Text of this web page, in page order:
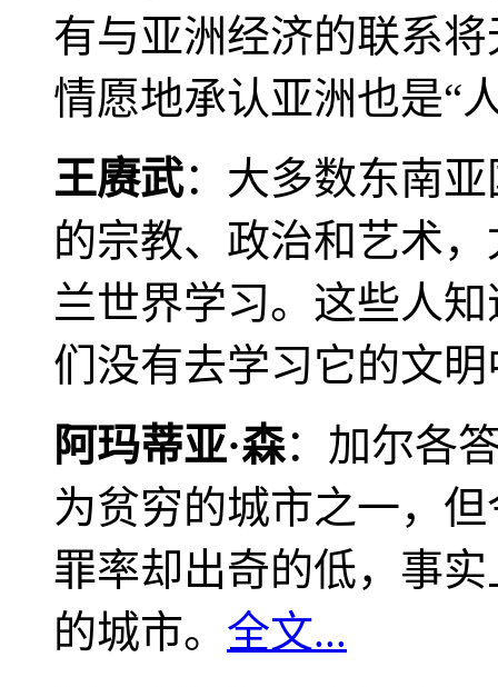
有与亚洲经济的联系
情愿地承认亚洲也是“
王赓武：大多数东南
的宗教、政治和艺术
兰世界学习。这些人
们没有去学习它的文
阿玛蒂亚·森：加尔各
为贫穷的城市之一，
罪率却出奇的低，事
的城市。 全文...